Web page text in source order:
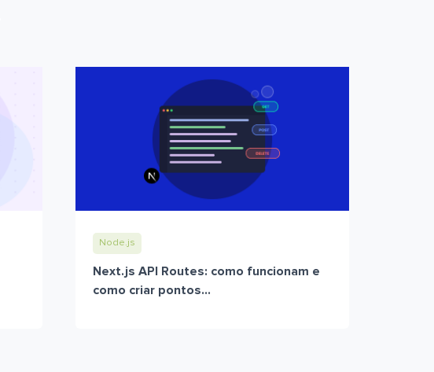
Node.js
Next.js API Routes: como funcionam e
como criar pontos...